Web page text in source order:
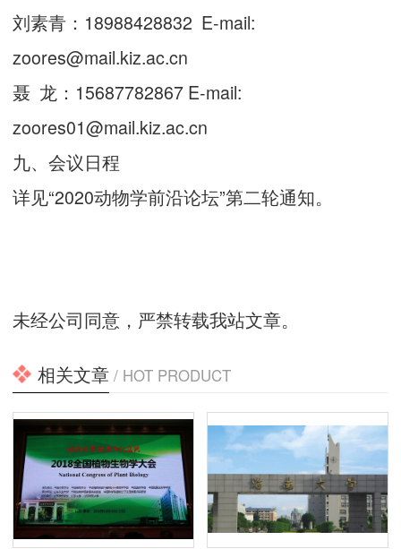
刘素青：18988428832 E-mail:
zoores@mail.kiz.ac.cn
聂 龙：15687782867 E-mail:
zoores01@mail.kiz.ac.cn
九、会议日程
详见“2020动物学前沿论坛”第二轮通知。
未经公司同意，严禁转载我站文章。
相关文章 / HOT PRODUCT